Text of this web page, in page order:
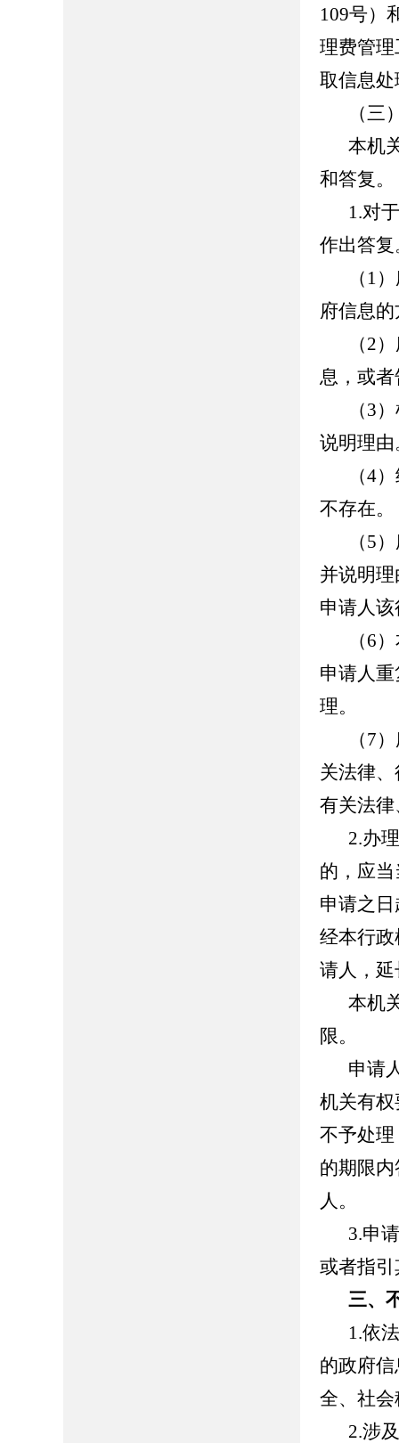
109号）
理费管
取信息
（
本机
和答复。
1.对
作出答复
（1
府信息
（2
息，或
（3
说明理由
（4
不存在。
（5
并说明
申请人
（6
申请人
理。
（7
关法律
有关法
2.办
的，应
申请之
经本行
请人，
本机
限。
申请
机关有
不予处
的期限
人。
3.申
或者指
三、
1.依
的政府
全、社
2.涉